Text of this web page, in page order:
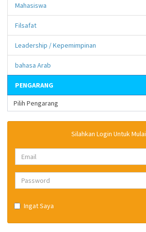
Mahasiswa
Filsafat
Leadership / Kepemimpinan
bahasa Arab
PENGARANG
Pilih Pengarang
Silahkan Login Untuk Mulai
Ingat Saya